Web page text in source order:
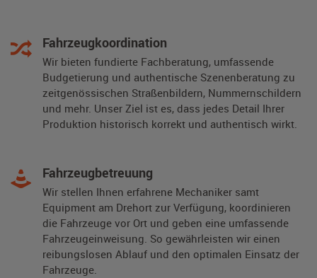
Fahrzeugkoordination
Wir bieten fundierte Fachberatung, umfassende
Budgetierung und authentische Szenenberatung zu
zeitgenössischen Straßenbildern, Nummernschildern
und mehr. Unser Ziel ist es, dass jedes Detail Ihrer
Produktion historisch korrekt und authentisch wirkt.
Fahrzeugbetreuung
Wir stellen Ihnen erfahrene Mechaniker samt
Equipment am Drehort zur Verfügung, koordinieren
die Fahrzeuge vor Ort und geben eine umfassende
Fahrzeugeinweisung. So gewährleisten wir einen
reibungslosen Ablauf und den optimalen Einsatz der
Fahrzeuge.